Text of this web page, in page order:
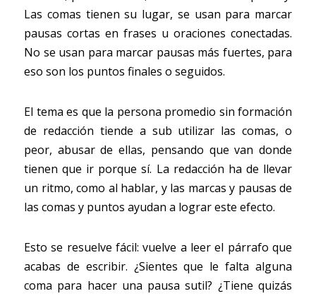
Las comas tienen su lugar, se usan para marcar
pausas cortas en frases u oraciones conectadas.
No se usan para marcar pausas más fuertes, para
eso son los puntos finales o seguidos.
El tema es que la persona promedio sin formación
de redacción tiende a sub utilizar las comas, o
peor, abusar de ellas, pensando que van donde
tienen que ir porque sí. La redacción ha de llevar
un ritmo, como al hablar, y las marcas y pausas de
las comas y puntos ayudan a lograr este efecto.
Esto se resuelve fácil: vuelve a leer el párrafo que
acabas de escribir. ¿Sientes que le falta alguna
coma para hacer una pausa sutil? ¿Tiene quizás